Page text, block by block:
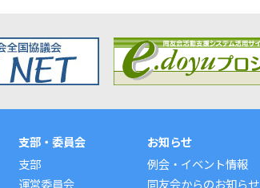
支部・委員会
支部
運営委員会
お知らせ
例会・イベント情報
同友会からのお知らせ